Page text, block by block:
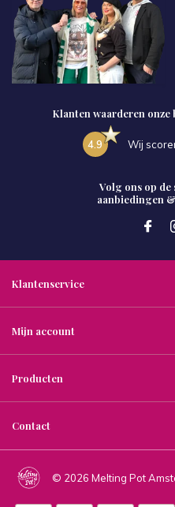
Klanten waarderen
4.9 Wij
Volg ons op
aanbiedingen
Klantenservice
Mijn account
Producten
Contact
© 2026 Melting Pot